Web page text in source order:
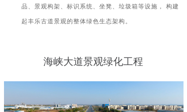
品、景观构架、标识系统、坐凳、垃圾箱等设施， 构建
起丰乐古道景观的整体绿色生态架构。
海峡大道景观绿化工程